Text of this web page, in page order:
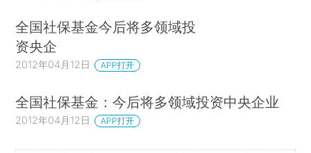
全国社保基金今后将多领域投
资央企
2012年04月12日 APP打开
全国社保基金：今后将多领域投资中央企业
2012年04月12日 APP打开